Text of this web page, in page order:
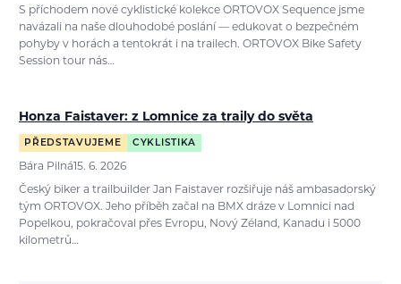
S příchodem nové cyklistické kolekce ORTOVOX Sequence jsme
navázali na naše dlouhodobé poslání — edukovat o bezpečném
pohyby v horách a tentokrát i na trailech. ORTOVOX Bike Safety
Session tour nás…
Honza Faistaver: z Lomnice za traily do světa
PŘEDSTAVUJEME CYKLISTIKA
Bára Pilná 15. 6. 2026
Český biker a trailbuilder Jan Faistaver rozšiřuje náš ambasadorský
tým ORTOVOX. Jeho příběh začal na BMX dráze v Lomnici nad
Popelkou, pokračoval přes Evropu, Nový Zéland, Kanadu i 5000
kilometrů…